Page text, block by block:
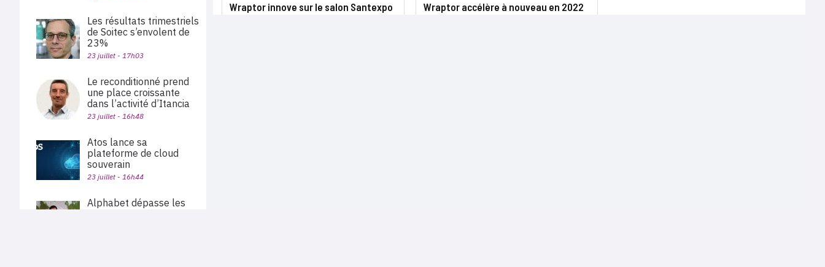
Wraptor innove sur le salon Santexpo Wraptor accélère à nouveau en 2022
Les résultats trimestriels
de Soitec s’envolent de
23%
23 juillet - 17h03
Le reconditionné prend
une place croissante
dans l’activité d’Itancia
23 juillet - 16h48
Atos lance sa
plateforme de cloud
souverain
23 juillet - 16h44
Alphabet dépasse les